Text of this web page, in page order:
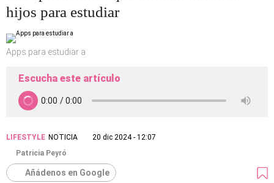
hijos para estudiar
Apps para estudiar a
Escucha este artículo
LIFESTYLE NOTICIA
20 dic 2024 - 12:07
Patricia Peyró
Añádenos en Google